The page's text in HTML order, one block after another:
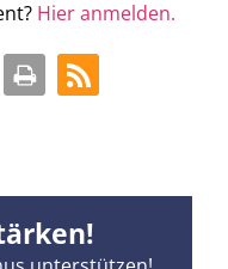
Hier anmelden.